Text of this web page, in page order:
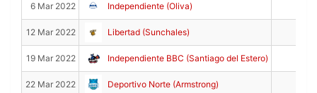
6 Mar 2022 Independiente (Oliva)
12 Mar 2022 Libertad (Sunchales)
19 Mar 2022 Independiente BBC (Santiago del Estero)
22 Mar 2022 Deportivo Norte (Armstrong)